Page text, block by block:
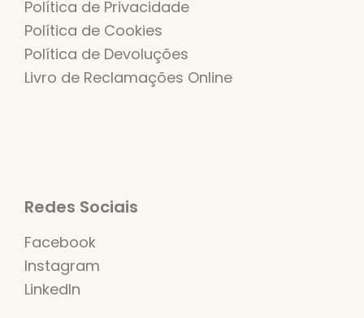
Política de Privacidade
Política de Cookies
Política de Devoluções
Livro de Reclamações Online
Redes Sociais
Facebook
Instagram
LinkedIn